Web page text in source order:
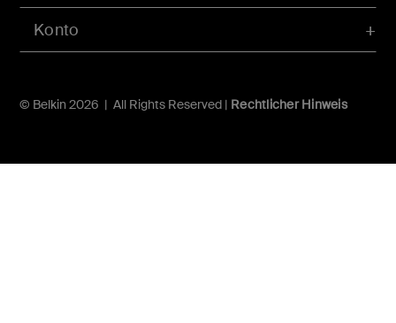
Konto
© Belkin 2026 | All Rights Reserved | Rechtlicher Hinweis